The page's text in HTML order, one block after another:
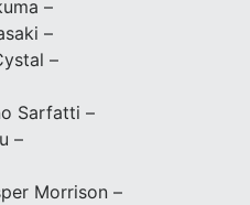
–
–
–
Sarfatti –
–
Morrison –